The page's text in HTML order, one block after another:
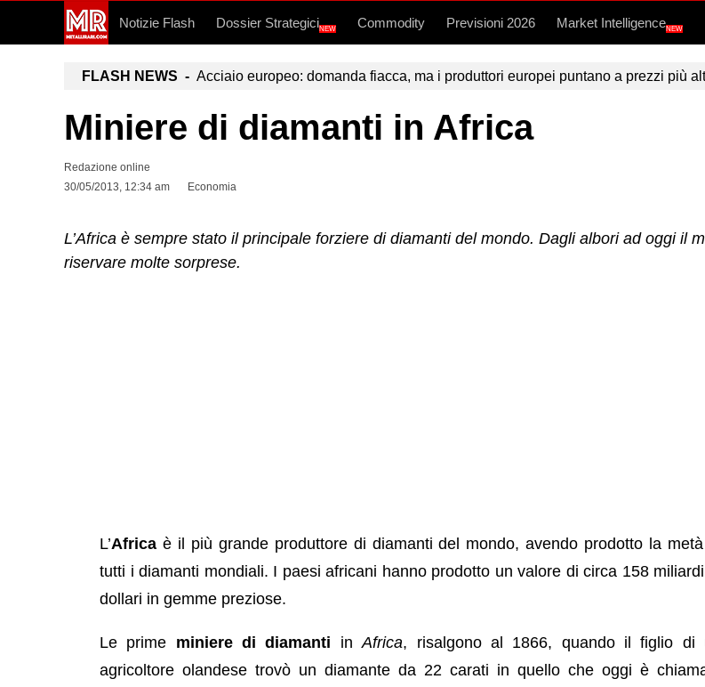
Notizie Flash Dossier StrategiciNEW Commodity Previsioni 2026 Market IntelligenceNEW
FLASH NEWS - Acciaio europeo: domanda fiacca, ma i produttori europei puntano a prezzi più
Miniere di diamanti in Africa
Redazione online
30/05/2013, 12:34 am
Economia
L’Africa è sempre stato il principale forziere di diamanti del mondo. Dagli albori ad oggi il
riservare molte sorprese.
L’Africa è il più grande produttore di diamanti del mondo, avendo prodotto la
tutti i diamanti mondiali. I paesi africani hanno prodotto un valore di circa 158
dollari in gemme preziose.
Le prime miniere di diamanti inAfrica, risalgono al 1866, quando il figlio di
agricoltore olandese trovò un diamante da 22 carati in quello che oggi è